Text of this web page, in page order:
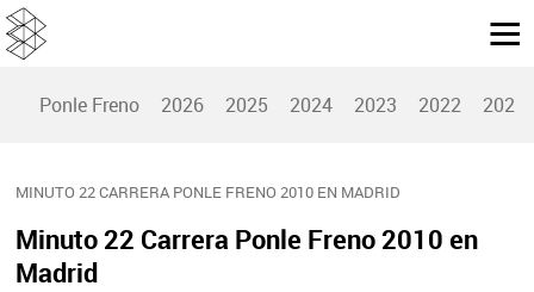
Ponle Freno 2026 2025 2024 2023 2022 2021
MINUTO 22 CARRERA PONLE FRENO 2010 EN MADRID
Minuto 22 Carrera Ponle Freno 2010 en
Madrid